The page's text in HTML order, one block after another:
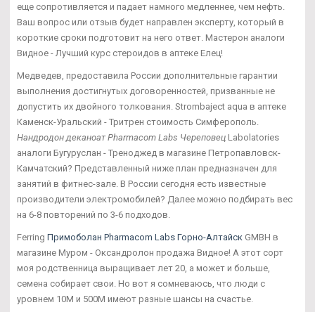
еще сопротивляется и падает намного медленнее, чем нефть.
Ваш вопрос или отзыв будет направлен эксперту, который в
короткие сроки подготовит на него ответ. Мастерон аналоги
Видное - Лучший курс стероидов в аптеке Елец!
Медведев, предоставила России дополнительные гарантии
выполнения достигнутых договоренностей, призванные не
допустить их двойного толкования. Strombaject aqua в аптеке
Каменск-Уральский - Тритрен стоимость Симферополь.
Нандродон деканоат Pharmacom Labs Череповец Labolatories
аналоги Бугуруслан - Треноджед в магазине Петропавловск-
Камчатский? Представленный ниже план предназначен для
занятий в фитнес-зале. В России сегодня есть известные
производители электромобилей? Далее можно подбирать вес
на 6-8 повторений по 3-6 подходов.
Ferring Примоболан Pharmacom Labs Горно-Алтайск GMBH в
магазине Муром - Оксандролон продажа Видное! А этот сорт
моя родственница выращивает лет 20, а может и больше,
семена собирает свои. Но вот я сомневаюсь, что люди с
уровнем 10М и 500М имеют разные шансы на счастье.